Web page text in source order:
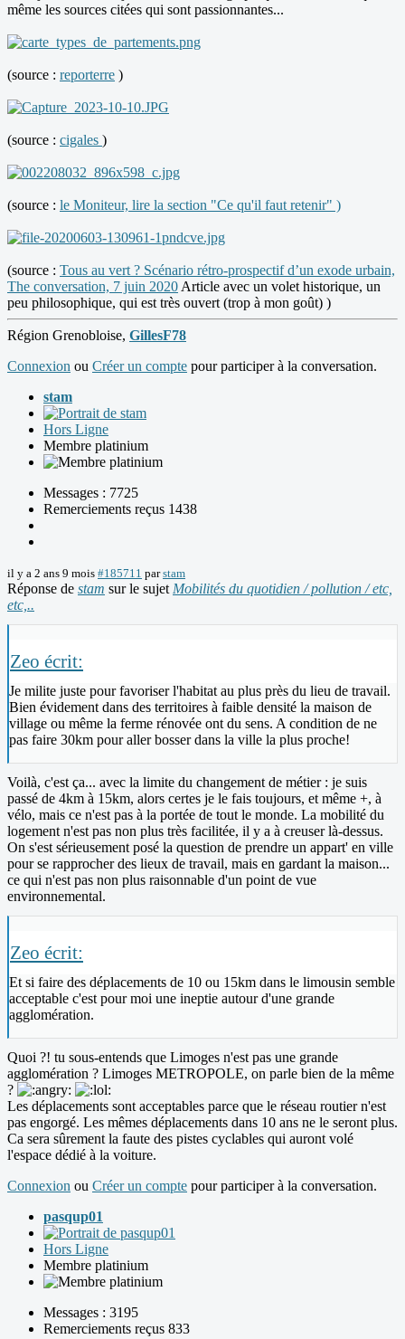
même les sources citées qui sont passionnantes...
(source : reporterre )
(source : cigales )
(source : le Moniteur, lire la section "Ce qu'il faut retenir" )
(source : Tous au vert ? Scénario rétro-prospectif d’un exode urbain,
The conversation, 7 juin 2020 Article avec un volet historique, un
peu philosophique, qui est très ouvert (trop à mon goût) )
Région Grenobloise, GillesF78
Connexion ou Créer un compte pour participer à la conversation.
stam
Hors Ligne
Membre platinium
Messages : 7725
Remerciements reçus 1438
il y a 2 ans 9 mois #185711 parstam
Réponse de stam sur le sujet Mobilités du quotidien / pollution / etc,
etc,..
Zeo écrit:
Je milite juste pour favoriser l'habitat au plus près du lieu de travail.
Bien évidement dans des territoires à faible densité la maison de
village ou même la ferme rénovée ont du sens. A condition de ne
pas faire 30km pour aller bosser dans la ville la plus proche!
Voilà, c'est ça... avec la limite du changement de métier : je suis
passé de 4km à 15km, alors certes je le fais toujours, et même +, à
vélo, mais ce n'est pas à la portée de tout le monde. La mobilité du
logement n'est pas non plus très facilitée, il y a à creuser là-dessus.
On s'est sérieusement posé la question de prendre un appart' en ville
pour se rapprocher des lieux de travail, mais en gardant la maison...
ce qui n'est pas non plus raisonnable d'un point de vue
environnemental.
Zeo écrit:
Et si faire des déplacements de 10 ou 15km dans le limousin semble
acceptable c'est pour moi une ineptie autour d'une grande
agglomération.
Quoi ?! tu sous-entends que Limoges n'est pas une grande
agglomération ? Limoges METROPOLE, on parle bien de la même
?
Les déplacements sont acceptables parce que le réseau routier n'est
pas engorgé. Les mêmes déplacements dans 10 ans ne le seront plus.
Ca sera sûrement la faute des pistes cyclables qui auront volé
l'espace dédié à la voiture.
Connexion ou Créer un compte pour participer à la conversation.
pasqup01
Hors Ligne
Membre platinium
Messages : 3195
Remerciements reçus 833